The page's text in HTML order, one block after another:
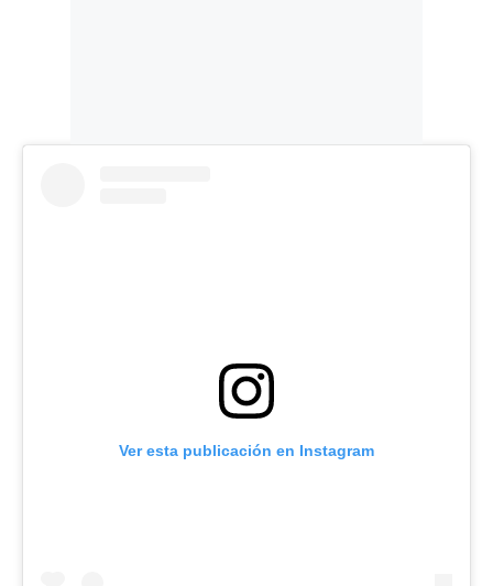
Ver esta publicación en Instagram